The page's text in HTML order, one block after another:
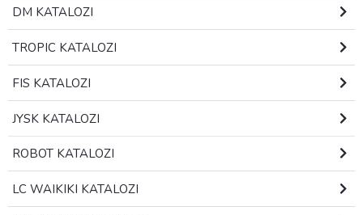
DM KATALOZI
TROPIC KATALOZI
FIS KATALOZI
JYSK KATALOZI
ROBOT KATALOZI
LC WAIKIKI KATALOZI